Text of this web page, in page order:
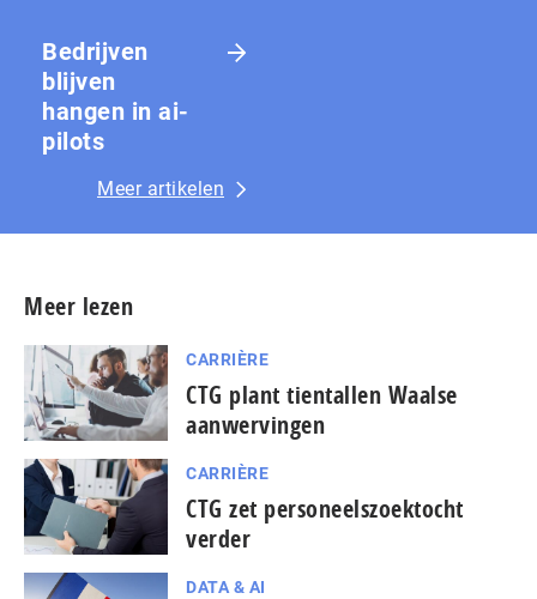
Bedrijven
blijven
hangen in ai-
pilots
Meer artikelen
Meer lezen
CARRIÈRE
CTG plant tientallen Waalse
aanwervingen
CARRIÈRE
CTG zet personeelszoektocht
verder
DATA & AI